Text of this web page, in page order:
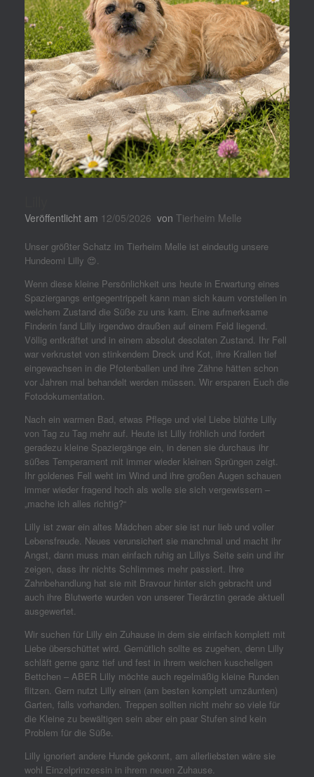
Veröffentlicht am 12/05/2026 von Tierheim Melle
Unser größter Schatz im Tierheim Melle ist eindeutig unsere
Hundeomi Lilly 😍.
Wenn diese kleine Persönlichkeit uns heute in Erwartung eines
Spaziergangs entgegentrippelt kann man sich kaum vorstellen in
welchem Zustand die Süße zu uns kam. Eine aufmerksame
Finderin fand Lilly irgendwo draußen auf einem Feld liegend.
Völlig entkräftet und in einem absolut desolaten Zustand. Ihr Fell
war verkrustet von stinkendem Dreck und Kot, ihre Krallen tief
eingewachsen in die Pfotenballen und ihre Zähne hätten schon
vor Jahren mal behandelt werden müssen. Wir ersparen Euch die
Fotodokumentation.
Nach ein warmen Bad, etwas Pflege und viel Liebe blühte Lilly
von Tag zu Tag mehr auf. Heute ist Lilly fröhlich und fordert
geradezu kleine Spaziergänge ein, in denen sie durchaus ihr
süßes Temperament mit immer wieder kleinen Sprüngen zeigt.
Ihr goldenes Fell weht im Wind und ihre großen Augen schauen
immer wieder fragend hoch als wolle sie sich vergewissern –
„mache ich alles richtig?“
Lilly ist zwar ein altes Mädchen aber sie ist nur lieb und voller
Lebensfreude. Neues verunsichert sie manchmal und macht ihr
Angst, dann muss man einfach ruhig an Lillys Seite sein und ihr
zeigen, dass ihr nichts Schlimmes mehr passiert. Ihre
Zahnbehandlung hat sie mit Bravour hinter sich gebracht und
auch ihre Blutwerte wurden von unserer Tierärztin gerade aktuell
ausgewertet.
Wir suchen für Lilly ein Zuhause in dem sie einfach komplett mit
Liebe überschüttet wird. Gemütlich sollte es zugehen, denn Lilly
schläft gerne ganz tief und fest in ihrem weichen kuscheligen
Bettchen – ABER Lilly möchte auch regelmäßig kleine Runden
flitzen. Gern nutzt Lilly einen (am besten komplett umzäunten)
Garten, falls vorhanden. Treppen sollten nicht mehr so viele für
die Kleine zu bewältigen sein aber ein paar Stufen sind kein
Problem für die Süße.
Lilly ignoriert andere Hunde gekonnt, am allerliebsten wäre sie
wohl Einzelprinzessin in ihrem neuen Zuhause.